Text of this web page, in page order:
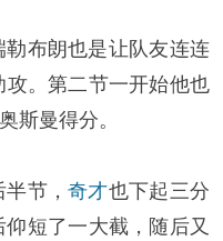
布朗也是让队友连连
。第二节一开始他也
斯曼得分。
半节，奇才也下起三分
短了一大截，随后又